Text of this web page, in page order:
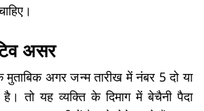
असर
अगर जन्म तारीख में नंबर 5 दो या
तो यह व्यक्ति के दिमाग में बेचैनी पैदा